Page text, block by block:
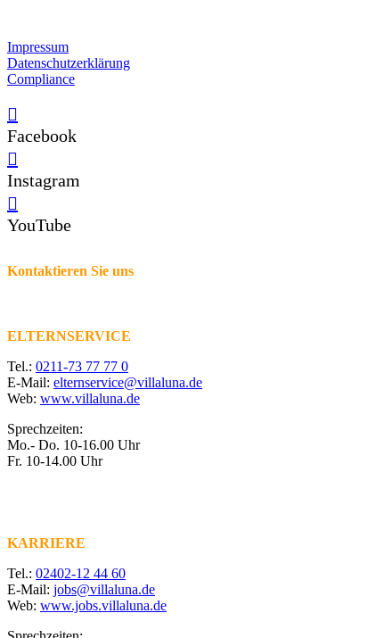
Impressum
Datenschutzerklärung
Compliance
Facebook
Instagram
YouTube
Kontaktieren Sie uns
ELTERNSERVICE
Tel.: 0211-73 77 77 0
E-Mail: elternservice@villaluna.de
Web: www.villaluna.de
Sprechzeiten:
Mo.- Do. 10-16.00 Uhr
Fr. 10-14.00 Uhr
KARRIERE
Tel.: 02402-12 44 60
E-Mail: jobs@villaluna.de
Web: www.jobs.villaluna.de